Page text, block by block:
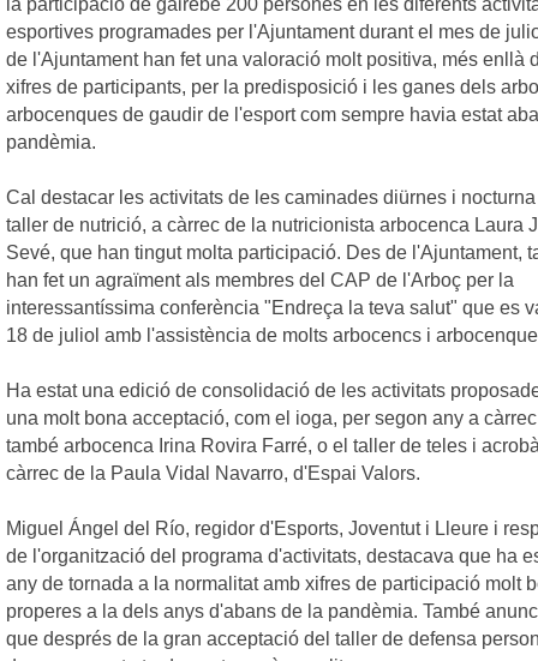
la participació de gairebé 200 persones en les diferents
esportives programades per l'Ajuntament durant el mes de
de l'Ajuntament han fet una valoració molt positiva, més enllà
xifres de participants, per la predisposició i les ganes dels
arbocenques de gaudir de l'esport com sempre havia estat
pandèmia.
Cal destacar les activitats de les caminades diürnes i
taller de nutrició, a càrrec de la nutricionista arbocenca Laura
Sevé, que han tingut molta participació. Des de l'Ajuntament,
han fet un agraïment als membres del CAP de l'Arboç per la
interessantíssima conferència "Endreça la teva salut" que es
18 de juliol amb l'assistència de molts arbocencs i
Ha estat una edició de consolidació de les activitats
una molt bona acceptació, com el ioga, per segon any a
també arbocenca Irina Rovira Farré, o el taller de teles i
càrrec de la Paula Vidal Navarro, d'Espai Valors.
Miguel Ángel del Río, regidor d'Esports, Joventut i Lleure i
de l'organització del programa d'activitats, destacava que ha
any de tornada a la normalitat amb xifres de participació molt
properes a la dels anys d'abans de la pandèmia. També
que després de la gran acceptació del taller de defensa